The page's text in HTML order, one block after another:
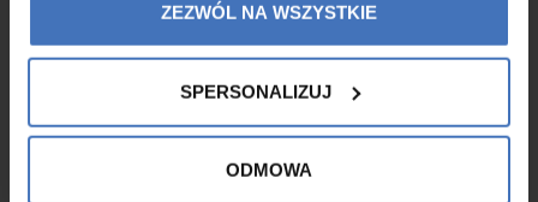
ZEZWÓL NA WSZYSTKIE
SPERSONALIZUJ
ODMOWA
Dematerializacja akcji
Rozwiń